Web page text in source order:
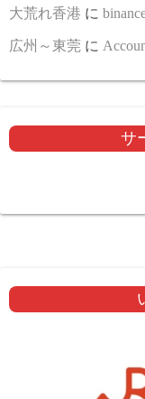
大荒れ香港 に
広州～東莞 に
サ